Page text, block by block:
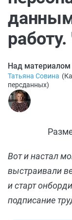
Над материалом
Татьяна Совина (
персданных)
Вот и настал
выстраивали
и старт
подписание